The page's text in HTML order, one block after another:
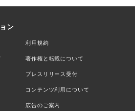
ン
利用規約
著作権と転載について
プレスリリース受付
コンテンツ利用について
広告のご案内